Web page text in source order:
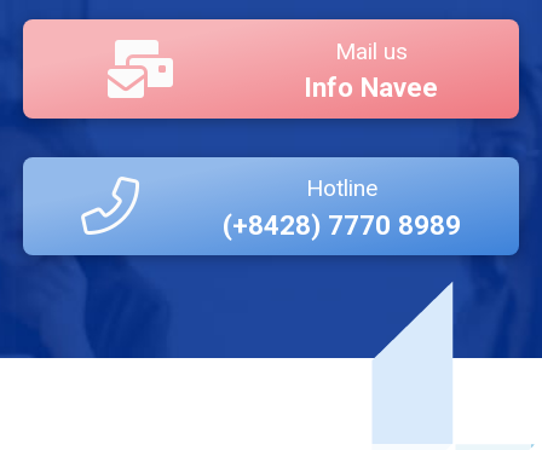
Mail us
Info Navee
Hotline
(+8428) 7770 8989